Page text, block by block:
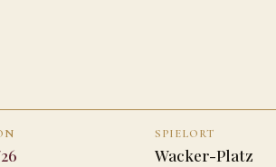
SPIELORT
Wacker-Platz